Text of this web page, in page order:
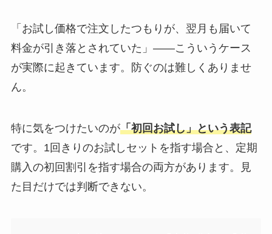
「お試し価格で注文したつもりが、翌月も届いて
料金が引き落とされていた」——こういうケース
が実際に起きています。防ぐのは難しくありませ
ん。
特に気をつけたいのが「初回お試し」という表記
です。1回きりのお試しセットを指す場合と、定期
購入の初回割引を指す場合の両方があります。見
た目だけでは判断できない。